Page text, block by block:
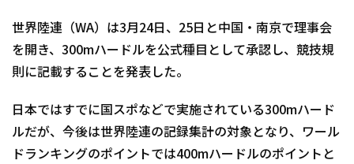
Mute
世界陸連（WA）は3月24日、25日と中国・南京で理事会
を開き、300mハードルを公式種目として承認し、競技規
則に記載することを発表した。
日本ではすでに国スポなどで実施されている300mハード
ルだが、今後は世界陸連の記録集計の対象となり、ワール
ドランキングのポイントでは400mハードルのポイントと